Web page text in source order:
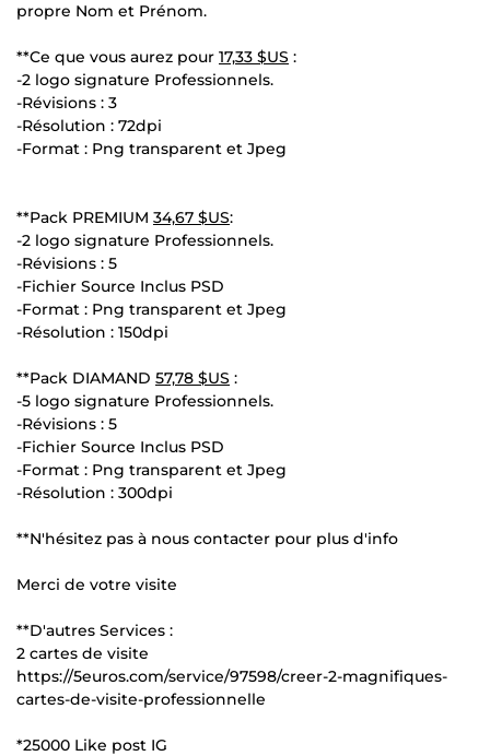
propre Nom et Prénom.
**Ce que vous aurez pour 17,33 $US :
-2 logo signature Professionnels.
-Révisions : 3
-Résolution : 72dpi
-Format : Png transparent et Jpeg
**Pack PREMIUM 34,67 $US:
-2 logo signature Professionnels.
-Révisions : 5
-Fichier Source Inclus PSD
-Format : Png transparent et Jpeg
-Résolution : 150dpi
**Pack DIAMAND 57,78 $US :
-5 logo signature Professionnels.
-Révisions : 5
-Fichier Source Inclus PSD
-Format : Png transparent et Jpeg
-Résolution : 300dpi
**N'hésitez pas à nous contacter pour plus d'info
Merci de votre visite
**D'autres Services :
2 cartes de visite
https://5euros.com/service/97598/creer-2-magnifiques-
cartes-de-visite-professionnelle
*25000 Like post IG